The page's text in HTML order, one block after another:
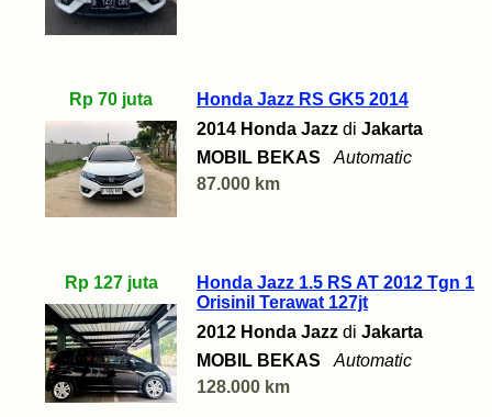
Rp 70 juta
Honda Jazz RS GK5 2014
2014 Honda Jazz di Jakarta
MOBIL BEKAS
Automatic
87.000 km
Rp 127 juta
Honda Jazz 1.5 RS AT 2012 Tgn 1
Orisinil Terawat 127jt
2012 Honda Jazz di Jakarta
MOBIL BEKAS
Automatic
128.000 km